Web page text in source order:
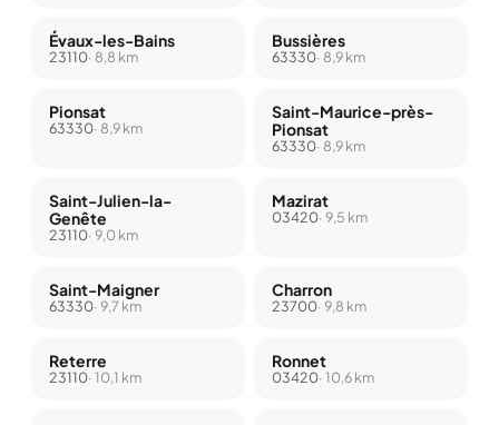
Évaux-les-Bains
23110· 8,8 km
Bussières
63330· 8,9 km
Pionsat
63330· 8,9 km
Saint-Maurice-près-
Pionsat
63330· 8,9 km
Saint-Julien-la-
Genête
23110· 9,0 km
Mazirat
03420· 9,5 km
Saint-Maigner
63330· 9,7 km
Charron
23700· 9,8 km
Reterre
23110· 10,1 km
Ronnet
03420· 10,6 km